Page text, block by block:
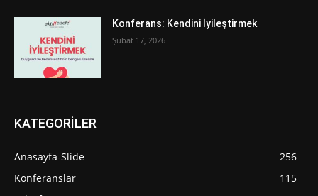
Konferans: Kendini İyileştirmek
Şubat 17, 2026
KATEGORİLER
Anasayfa-Slide
256
Konferanslar
115